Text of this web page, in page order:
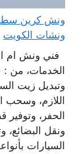
ونشات الكويت
فني ونش ام
الخدمات، من :
وتبديل زيت
اللازم، وسحب
الحفر، وتوفير
ونقل البضائع،
السيارات